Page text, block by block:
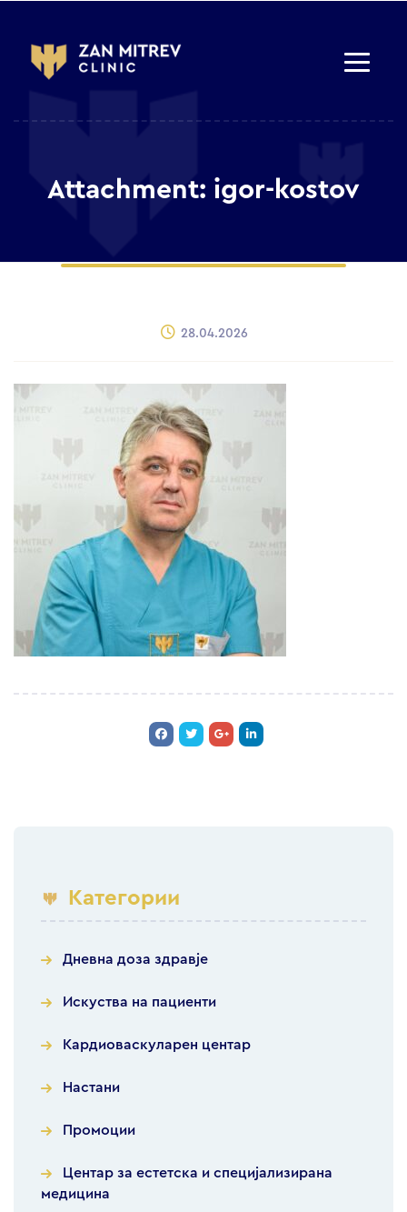
Attachment: igor-kostov
28.04.2026
Категории
Дневна доза здравје
Искуства на пациенти
Кардиоваскуларен центар
Настани
Промоции
Центар за естетска и специјализирана
медицина